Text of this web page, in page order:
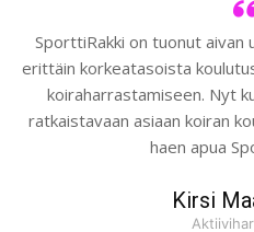
SporttiRakki on tuonut aivan
erittäin korkeatasoista
koiraharrastamiseen. Nyt
ratkaistavaan asiaan koiran
haen apua
Kirsi